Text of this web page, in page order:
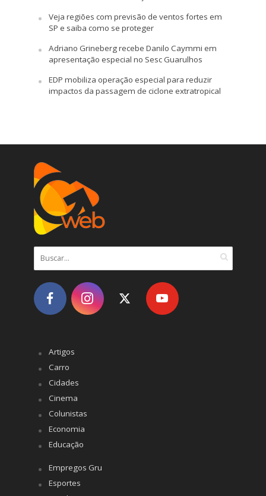
Veja regiões com previsão de ventos fortes em
SP e saiba como se proteger
Adriano Grineberg recebe Danilo Caymmi em
apresentação especial no Sesc Guarulhos
EDP mobiliza operação especial para reduzir
impactos da passagem de ciclone extratropical
Artigos
Carro
Cidades
Cinema
Colunistas
Economia
Educação
Empregos Gru
Esportes